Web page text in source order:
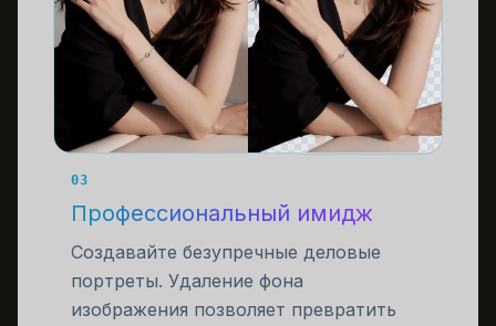
03
Профессиональный имидж
Создавайте безупречные деловые
портреты. Удаление фона
изображения позволяет превратить